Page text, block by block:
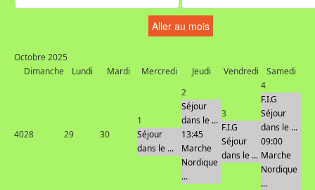
Aller au mois
Octobre 2025
Dimanche
Lundi Mardi Mercredi Jeudi Vendredi Samedi
4028 29 30
1
Séjour
dans le ...
2
Séjour
dans le ...
13:45
Marche
Nordique
...
3
F.I.G
Séjour
dans le ...
4
F.I.G
Séjour
dans le ...
09:00
Marche
Nordique
...